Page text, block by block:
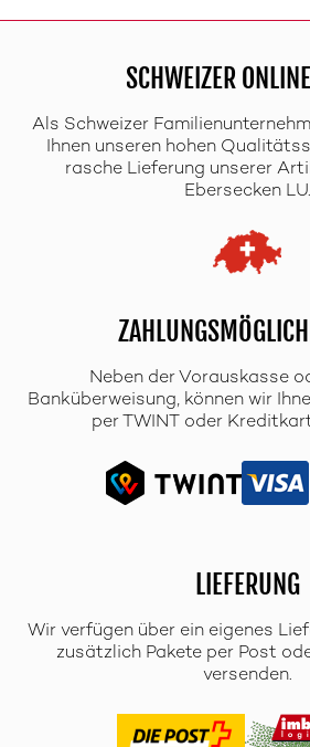
SCHWEIZER
Als Schweizer
Ihnen unseren hohen
rasche Lieferung unserer
Ebersecken LU.
Neben der Vorauskasse
Banküberweisung, können wir
per TWINT oder
LIEFERUNG
Wir verfügen über ein eigenes
zusätzlich Pakete per Post
versenden.